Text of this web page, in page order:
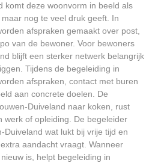
komt deze woonvorm in beeld als
nog te veel druk geeft. In
afspraken gemaakt over post,
van de bewoner. Voor bewoners
blijft een sterker netwerk belangrijk
Tijdens de begeleiding in
afspraken, contact met buren
aan concrete doelen. De
Duiveland naar koken, rust
werk of opleiding. De begeleider
Duiveland wat lukt bij vrije tijd en
aandacht vraagt. Wanneer
is, helpt begeleiding in